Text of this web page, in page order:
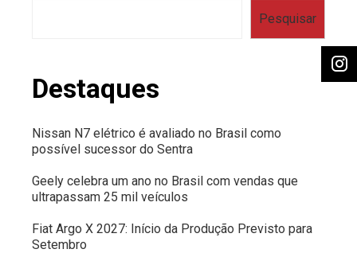
Pesquisar
Destaques
Nissan N7 elétrico é avaliado no Brasil como
possível sucessor do Sentra
Geely celebra um ano no Brasil com vendas que
ultrapassam 25 mil veículos
Fiat Argo X 2027: Início da Produção Previsto para
Setembro